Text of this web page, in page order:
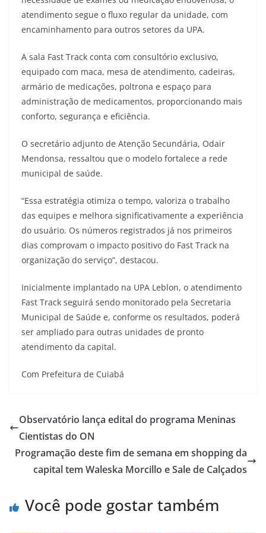
atendimento segue o fluxo regular da unidade, com
encaminhamento para outros setores da UPA.
A sala Fast Track conta com consultório exclusivo,
equipado com maca, mesa de atendimento, cadeiras,
armário de medicações, poltrona e espaço para
administração de medicamentos, proporcionando mais
conforto, segurança e eficiência.
O secretário adjunto de Atenção Secundária, Odair
Mendonsa, ressaltou que o modelo fortalece a rede
municipal de saúde.
“Essa estratégia otimiza o tempo, valoriza o trabalho
das equipes e melhora significativamente a experiência
do usuário. Os números registrados já nos primeiros
dias comprovam o impacto positivo do Fast Track na
organização do serviço”, destacou.
Inicialmente implantado na UPA Leblon, o atendimento
Fast Track seguirá sendo monitorado pela Secretaria
Municipal de Saúde e, conforme os resultados, poderá
ser ampliado para outras unidades de pronto
atendimento da capital.
Com Prefeitura de Cuiabá
Observatório lança edital do programa Meninas
Cientistas do ON
Programação deste fim de semana em shopping da
capital tem Waleska Morcillo e Sale de Calçados
Você pode gostar também